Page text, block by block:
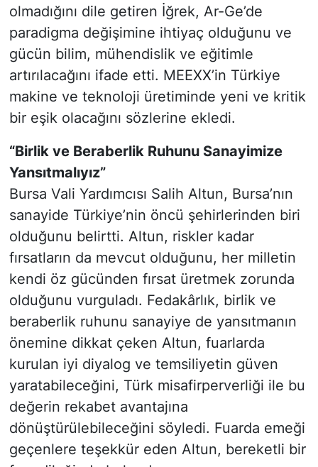
olmadığını dile getiren İğrek, Ar-Ge’de
paradigma değişimine ihtiyaç olduğunu ve
gücün bilim, mühendislik ve eğitimle
artırılacağını ifade etti. MEEXX’in Türkiye
makine ve teknoloji üretiminde yeni ve kritik
bir eşik olacağını sözlerine ekledi.
“Birlik ve Beraberlik Ruhunu Sanayimize
Yansıtmalıyız”
Bursa Vali Yardımcısı Salih Altun, Bursa’nın
sanayide Türkiye’nin öncü şehirlerinden biri
olduğunu belirtti. Altun, riskler kadar
fırsatların da mevcut olduğunu, her milletin
kendi öz gücünden fırsat üretmek zorunda
olduğunu vurguladı. Fedakârlık, birlik ve
beraberlik ruhunu sanayiye de yansıtmanın
önemine dikkat çeken Altun, fuarlarda
kurulan iyi diyalog ve temsiliyetin güven
yaratabileceğini, Türk misafirperverliği ile bu
değerin rekabet avantajına
dönüştürülebileceğini söyledi. Fuarda emeği
geçenlere teşekkür eden Altun, bereketli bir